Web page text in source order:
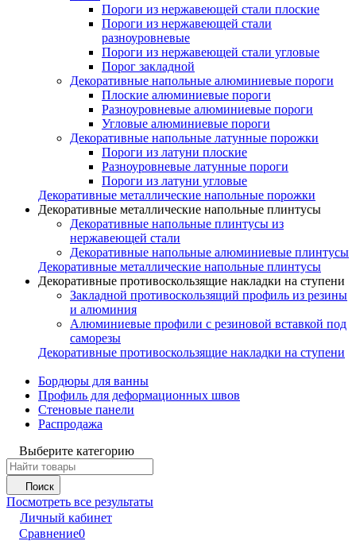
Пороги из нержавеющей стали плоские
Пороги из нержавеющей стали
разноуровневые
Пороги из нержавеющей стали угловые
Порог закладной
Декоративные напольные алюминиевые пороги
Плоские алюминиевые пороги
Разноуровневые алюминиевые пороги
Угловые алюминиевые пороги
Декоративные напольные латунные порожки
Пороги из латуни плоские
Разноуровневые латунные пороги
Пороги из латуни угловые
Декоративные металлические напольные порожки
Декоративные металлические напольные плинтусы
Декоративные напольные плинтусы из
нержавеющей стали
Декоративные напольные алюминиевые плинтусы
Декоративные металлические напольные плинтусы
Декоративные противоскользящие накладки на ступени
Закладной противоскользящий профиль из резины
и алюминия
Алюминиевые профили с резиновой вставкой под
саморезы
Декоративные противоскользящие накладки на ступени
Бордюры для ванны
Профиль для деформационных швов
Стеновые панели
Распродажа
Выберите категорию
Поиск
Посмотреть все результаты
Личный кабинет
Сравнение0